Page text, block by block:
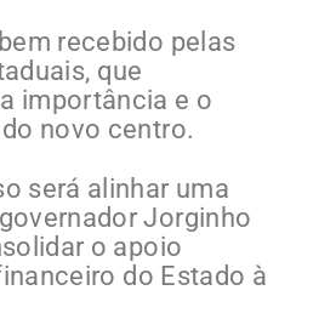
recebido pelas
que
importância e o
novo centro.
será alinhar uma
Jorginho
o apoio
do Estado à